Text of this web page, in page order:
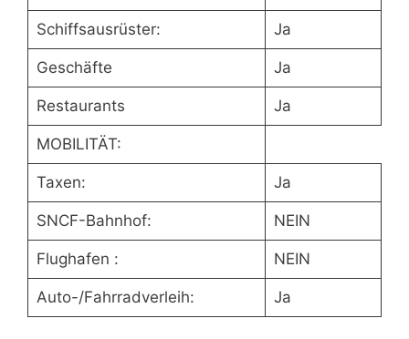
Schiffsausrüster: Ja
Geschäfte Ja
Restaurants Ja
MOBILITÄT:
Taxen: Ja
SNCF-Bahnhof: NEIN
Flughafen : NEIN
Auto-/Fahrradverleih: Ja